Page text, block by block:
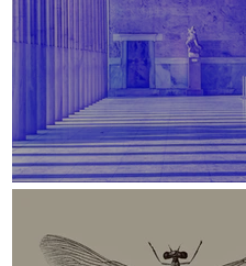
Stoa des Attalos